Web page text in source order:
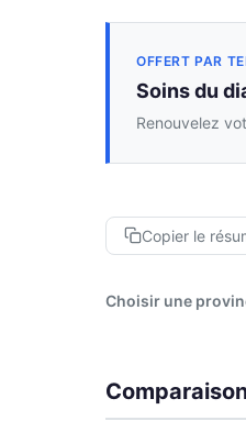
OFFERT PAR
Soins du
Renouvelez
Copier le
Choisir une